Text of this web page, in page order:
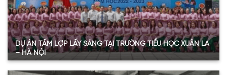
DỰ ÁN TẤM LỢP LẤY SÁNG TẠI TRƯỜNG TIỂU HỌC XUÂN LA
– HÀ NỘI